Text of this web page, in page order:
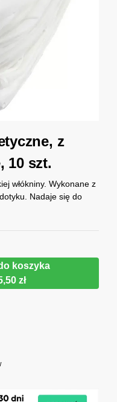
z
10 szt.
włókniny. Wykonane z
Nadaje się do
koszyka
zł